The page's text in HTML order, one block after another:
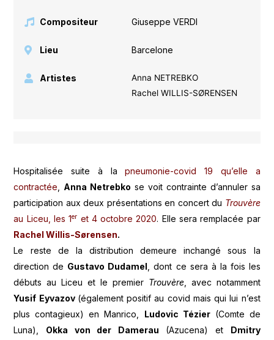
Compositeur Giuseppe VERDI
Lieu Barcelone
Artistes
Anna NETREBKO
Rachel WILLIS-SØRENSEN
Hospitalisée suite à lapneumonie-covid 19 qu’elle a
contractée
Anna Netrebko se voit contrainte d’annuler sa
participation aux deux présentations en concert du Trouvère
au Liceu, les 1er et 4 octobre 2020. Elle sera remplacée par
Rachel Willis-Sørensen.
Le reste de la distribution demeure inchangé sous la
direction de Gustavo Dudamel , dont ce sera à la fois les
débuts au Liceu et le premier Trouvère, avec notamment
Yusif Eyvazov (également positif au covid mais qui lui n’est
plus contagieux) en Manrico, Ludovic Tézier(Comte de
Luna), Okka von der Damerau (Azucena) et Dmitry